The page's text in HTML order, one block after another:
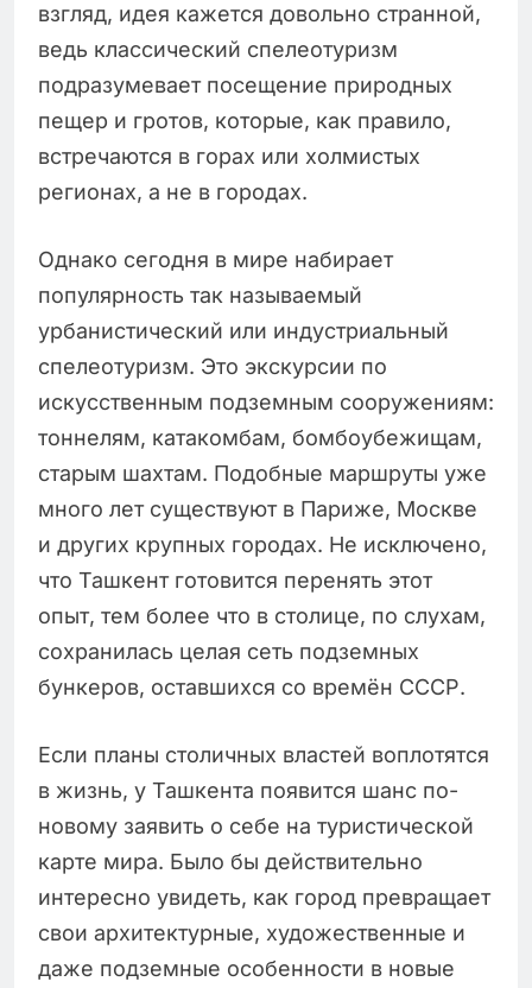
взгляд, идея кажется довольно странной,
ведь классический спелеотуризм
подразумевает посещение природных
пещер и гротов, которые, как правило,
встречаются в горах или холмистых
регионах, а не в городах.
Однако сегодня в мире набирает
популярность так называемый
урбанистический или индустриальный
спелеотуризм. Это экскурсии по
искусственным подземным сооружениям:
тоннелям, катакомбам, бомбоубежищам,
старым шахтам. Подобные маршруты уже
много лет существуют в Париже, Москве
и других крупных городах. Не исключено,
что Ташкент готовится перенять этот
опыт, тем более что в столице, по слухам,
сохранилась целая сеть подземных
бункеров, оставшихся со времён СССР.
Если планы столичных властей воплотятся
в жизнь, у Ташкента появится шанс по-
новому заявить о себе на туристической
карте мира. Было бы действительно
интересно увидеть, как город превращает
свои архитектурные, художественные и
даже подземные особенности в новые